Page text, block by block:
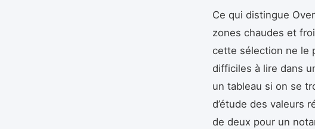
Ce qui distingue
zones chaudes et
cette sélection ne le
difficiles à lire dans
un tableau si on se
d’étude des valeurs
de deux pour un